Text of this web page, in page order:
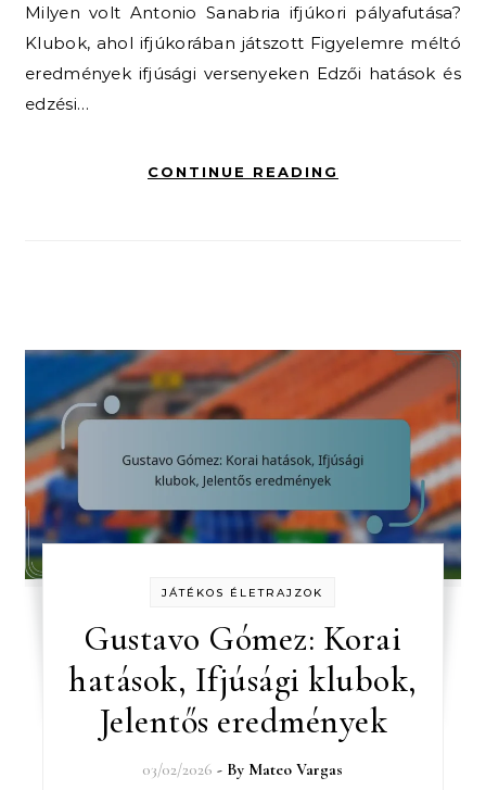
Milyen volt Antonio Sanabria ifjúkori pályafutása?
Klubok, ahol ifjúkorában játszott Figyelemre méltó
eredmények ifjúsági versenyeken Edzői hatások és
edzési…
CONTINUE READING
JÁTÉKOS ÉLETRAJZOK
Gustavo Gómez: Korai
hatások, Ifjúsági klubok,
Jelentős eredmények
03/02/2026 - By Mateo Vargas